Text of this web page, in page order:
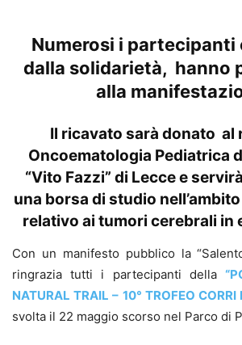
Numerosi i partecipanti
dalla solidarietà, hanno
alla
Il ricavato sarà donato al
Oncoematologia Pediatrica
“Vito Fazzi” di Lecce e
una borsa di studio
relativo ai tumori cerebrali in
Con un manifesto pubblico la
ringrazia tutti i partecipanti della
NATURAL TRAIL – 10° TROFEO CORRI
svolta il 22 maggio scorso nel Parco di